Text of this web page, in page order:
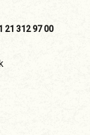
21 312 97 00